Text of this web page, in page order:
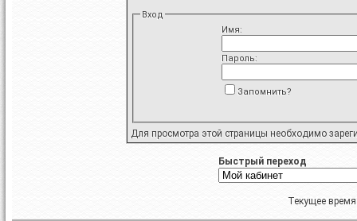
Вход
Имя:
Пароль:
Запомнить?
Для просмотра этой страницы необходимо
Быстрый переход
Текущее